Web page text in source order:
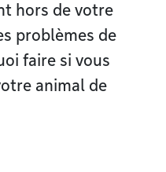
hors de votre
problèmes de
faire si vous
animal de